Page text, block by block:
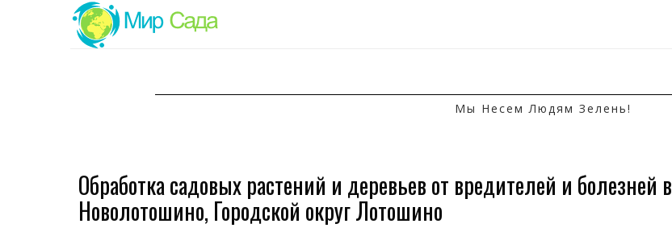
Мы Несем Людям Зелень!
Обработка садовых растений и деревьев от вредителей и болезней в
Новолотошино, Городской округ Лотошино